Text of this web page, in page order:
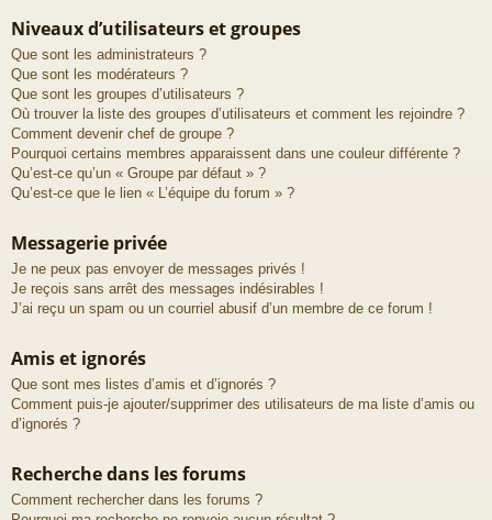
Niveaux d’utilisateurs et groupes
Que sont les administrateurs ?
Que sont les modérateurs ?
Que sont les groupes d’utilisateurs ?
Où trouver la liste des groupes d’utilisateurs et comment les rejoindre ?
Comment devenir chef de groupe ?
Pourquoi certains membres apparaissent dans une couleur différente ?
Qu’est-ce qu’un « Groupe par défaut » ?
Qu’est-ce que le lien « L’équipe du forum » ?
Messagerie privée
Je ne peux pas envoyer de messages privés !
Je reçois sans arrêt des messages indésirables !
J’ai reçu un spam ou un courriel abusif d’un membre de ce forum !
Amis et ignorés
Que sont mes listes d’amis et d’ignorés ?
Comment puis-je ajouter/supprimer des utilisateurs de ma liste d’amis ou
d’ignorés ?
Recherche dans les forums
Comment rechercher dans les forums ?